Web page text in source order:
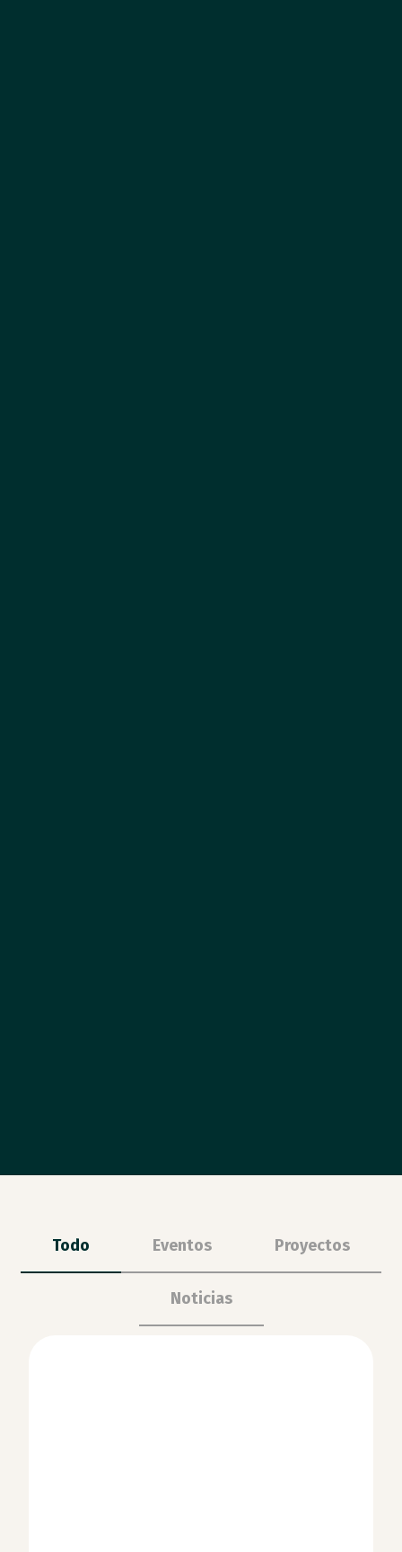
Todo Eventos Proyectos
Noticias